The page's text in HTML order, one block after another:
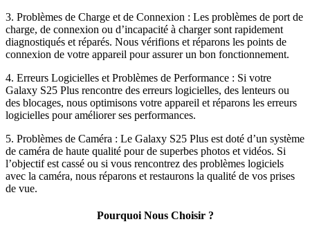
3. Problèmes de Charge et de Connexion : Les problèmes de port de
charge, de connexion ou d’incapacité à charger sont rapidement
diagnostiqués et réparés. Nous vérifions et réparons les points de
connexion de votre appareil pour assurer un bon fonctionnement.
4. Erreurs Logicielles et Problèmes de Performance : Si votre
Galaxy S25 Plus rencontre des erreurs logicielles, des lenteurs ou
des blocages, nous optimisons votre appareil et réparons les erreurs
logicielles pour améliorer ses performances.
5. Problèmes de Caméra : Le Galaxy S25 Plus est doté d’un système
de caméra de haute qualité pour de superbes photos et vidéos. Si
l’objectif est cassé ou si vous rencontrez des problèmes logiciels
avec la caméra, nous réparons et restaurons la qualité de vos prises
de vue.
Pourquoi Nous Choisir ?